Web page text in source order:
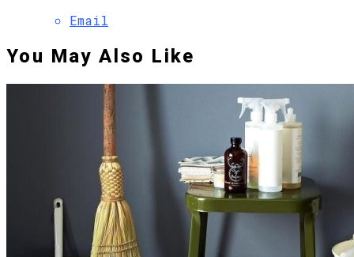
Email
You May Also Like